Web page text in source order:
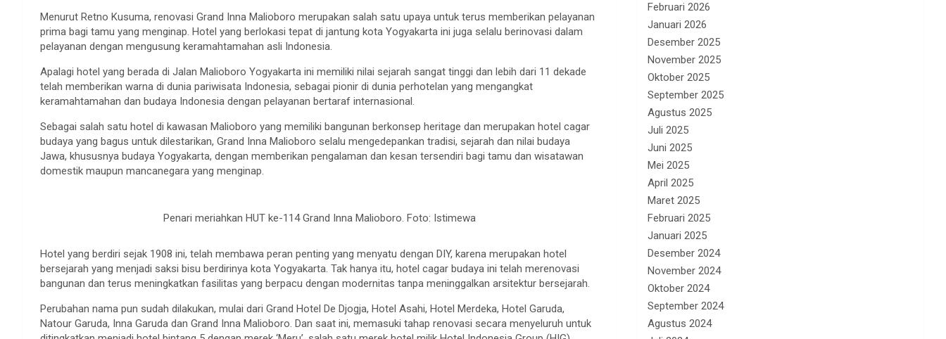
Menurut Retno Kusuma, renovasi Grand Inna Malioboro merupakan salah satu upaya untuk terus memberikan pelayanan
prima bagi tamu yang menginap. Hotel yang berlokasi tepat di jantung kota Yogyakarta ini juga selalu berinovasi dalam
pelayanan dengan mengusung keramahtamahan asli Indonesia.
Apalagi hotel yang berada di Jalan Malioboro Yogyakarta ini memiliki nilai sejarah sangat tinggi dan lebih dari 11 dekade
telah memberikan warna di dunia pariwisata Indonesia, sebagai pionir di dunia perhotelan yang mengangkat
keramahtamahan dan budaya Indonesia dengan pelayanan bertaraf internasional.
Sebagai salah satu hotel di kawasan Malioboro yang memiliki bangunan berkonsep heritage dan merupakan hotel cagar
budaya yang bagus untuk dilestarikan, Grand Inna Malioboro selalu mengedepankan tradisi, sejarah dan nilai budaya
Jawa, khususnya budaya Yogyakarta, dengan memberikan pengalaman dan kesan tersendiri bagi tamu dan wisatawan
domestik maupun mancanegara yang menginap.
Penari meriahkan HUT ke-114 Grand Inna Malioboro. Foto: Istimewa
Hotel yang berdiri sejak 1908 ini, telah membawa peran penting yang menyatu dengan DIY, karena merupakan hotel
bersejarah yang menjadi saksi bisu berdirinya kota Yogyakarta. Tak hanya itu, hotel cagar budaya ini telah merenovasi
bangunan dan terus meningkatkan fasilitas yang berpacu dengan modernitas tanpa meninggalkan arsitektur bersejarah.
Perubahan nama pun sudah dilakukan, mulai dari Grand Hotel De Djogja, Hotel Asahi, Hotel Merdeka, Hotel Garuda,
Natour Garuda, Inna Garuda dan Grand Inna Malioboro. Dan saat ini, memasuki tahap renovasi secara menyeluruh untuk
Februari 2026
Januari 2026
Desember 2025
November 2025
Oktober 2025
September 2025
Agustus 2025
Juli 2025
Juni 2025
Mei 2025
April 2025
Maret 2025
Februari 2025
Januari 2025
Desember 2024
November 2024
Oktober 2024
September 2024
Agustus 2024